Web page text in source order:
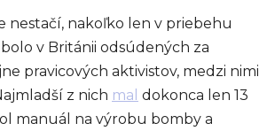
nestačí, nakoľko len v priebehu
v Británii odsúdených za
pravicových aktivistov, medzi nimi
z nich mal dokonca len 13
manuál na výrobu bomby a